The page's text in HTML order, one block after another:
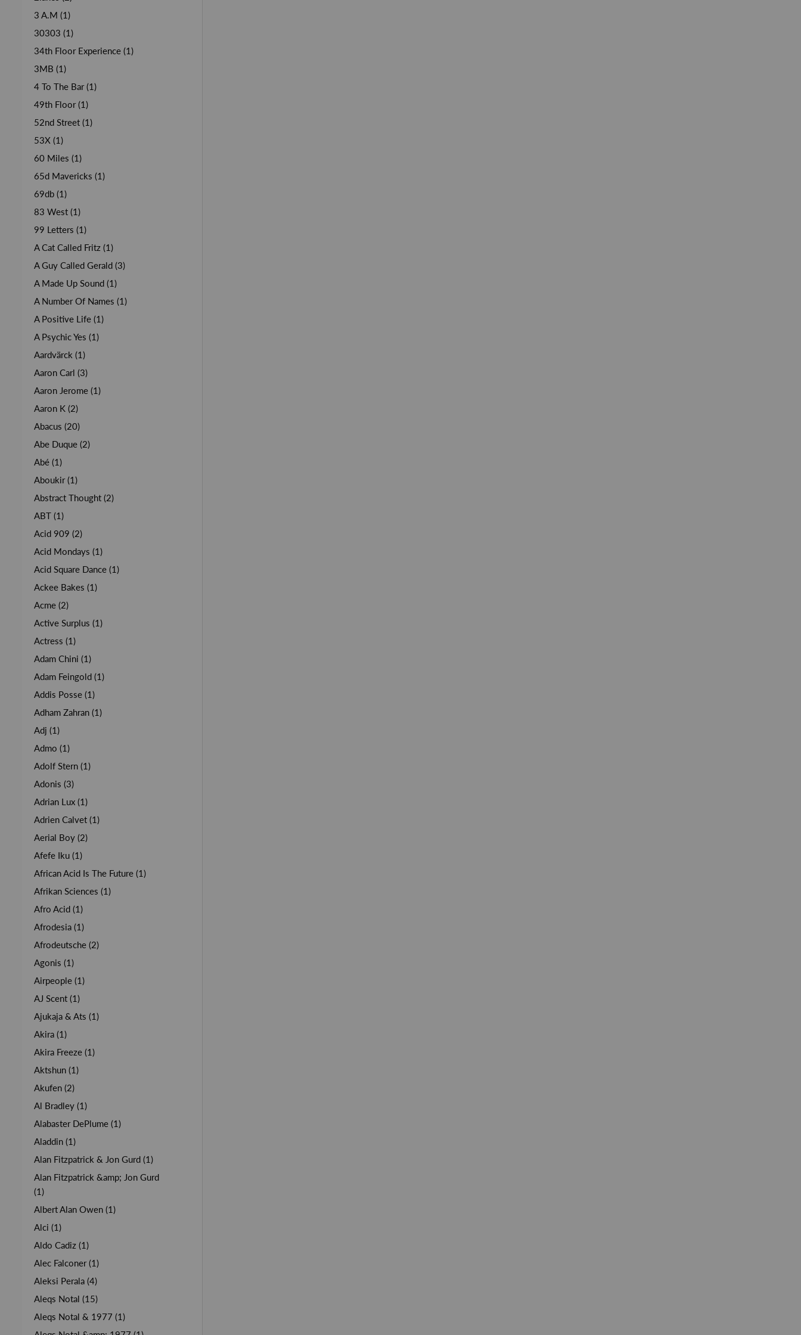
3 A.M (1)
30303 (1)
34th Floor Experience (1)
3MB (1)
4 To The Bar (1)
49th Floor (1)
52nd Street (1)
53X (1)
60 Miles (1)
65d Mavericks (1)
69db (1)
83 West (1)
99 Letters (1)
A Cat Called Fritz (1)
A Guy Called Gerald (3)
A Made Up Sound (1)
A Number Of Names (1)
A Positive Life (1)
A Psychic Yes (1)
Aardvärck (1)
Aaron Carl (3)
Aaron Jerome (1)
Aaron K (2)
Abacus (20)
Abe Duque (2)
Abé (1)
Aboukir (1)
Abstract Thought (2)
ABT (1)
Acid 909 (2)
Acid Mondays (1)
Acid Square Dance (1)
Ackee Bakes (1)
Acme (2)
Active Surplus (1)
Actress (1)
Adam Chini (1)
Adam Feingold (1)
Addis Posse (1)
Adham Zahran (1)
Adj (1)
Admo (1)
Adolf Stern (1)
Adonis (3)
Adrian Lux (1)
Adrien Calvet (1)
Aerial Boy (2)
Afefe Iku (1)
African Acid Is The Future (1)
Afrikan Sciences (1)
Afro Acid (1)
Afrodesia (1)
Afrodeutsche (2)
Agonis (1)
Airpeople (1)
AJ Scent (1)
Ajukaja & Ats (1)
Akira (1)
Akira Freeze (1)
Aktshun (1)
Akufen (2)
Al Bradley (1)
Alabaster DePlume (1)
Aladdin (1)
Alan Fitzpatrick & Jon Gurd (1)
Alan Fitzpatrick &amp; Jon Gurd
(1)
Albert Alan Owen (1)
Alci (1)
Aldo Cadiz (1)
Alec Falconer (1)
Aleksi Perala (4)
Aleqs Notal (15)
Aleqs Notal & 1977 (1)